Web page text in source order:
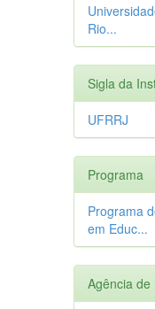
Rio...
Sigla da
UFRRJ
Programa
Programa
em Educ...
Agência de